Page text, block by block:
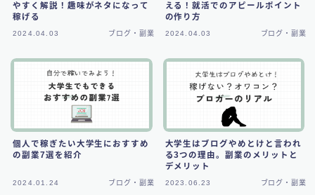
やすく解説！趣味がネタになって
稼げる
2024.04.03 ブログ・副業
える！就活でのアピールポイント
の作り方
2024.04.03 ブログ・副業
個人で稼ぎたい大学生におすすめ
の副業7選を紹介
2024.01.24 ブログ・副業
大学生はブログやめとけと言われ
る3つの理由。副業のメリットと
デメリット
2023.06.23 ブログ・副業